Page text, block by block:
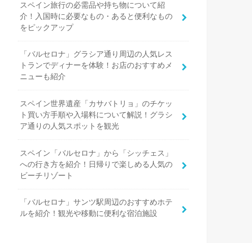
スペイン旅行の必需品や持ち物について紹
介！入国時に必要なもの・あると便利なもの
をピックアップ
「バルセロナ」グラシア通り周辺の人気レス
トランでディナーを体験！お店のおすすめメ
ニューも紹介
スペイン世界遺産「カサバトリョ」のチケッ
ト買い方手順や入場料について解説！グラシ
ア通りの人気スポットを観光
スペイン「バルセロナ」から「シッチェス」
への行き方を紹介！日帰りで楽しめる人気の
ビーチリゾート
「バルセロナ」サンツ駅周辺のおすすめホテ
ルを紹介！観光や移動に便利な宿泊施設